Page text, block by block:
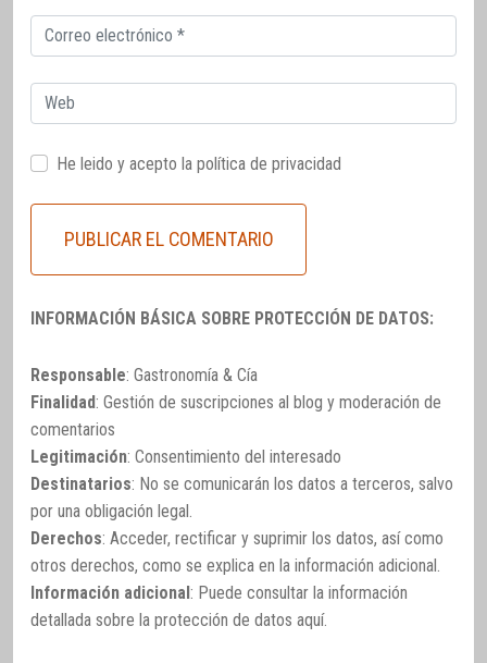
Correo
electrónico
Web
He leido y acepto la política de privacidad
INFORMACIÓN BÁSICA SOBRE PROTECCIÓN DE DATOS:
Responsable: Gastronomía & Cía
Finalidad: Gestión de suscripciones al blog y moderación de
comentarios
Legitimación: Consentimiento del interesado
Destinatarios: No se comunicarán los datos a terceros, salvo
por una obligación legal.
Derechos: Acceder, rectificar y suprimir los datos, así como
otros derechos, como se explica en la información adicional.
Información adicional : Puede consultar la información
detallada sobre la protección de datos aquí.